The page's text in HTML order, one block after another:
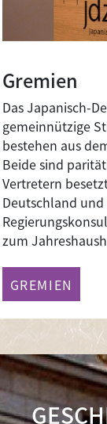
Gremien
Das Japanisch-
gemeinnützige
bestehen aus
Beide sind
Vertretern
Deutschland
zum
GREMIEN